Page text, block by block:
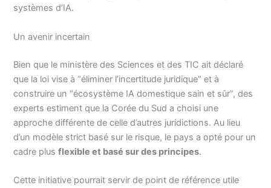
systèmes d’IA.
Un avenir incertain
Bien que le ministère des Sciences et des TIC ait déclaré
que la loi vise à “éliminer l’incertitude juridique” et à
construire un “écosystème IA domestique sain et sûr”, des
experts estiment que la Corée du Sud a choisi une
approche différente de celle d’autres juridictions. Au lieu
d’un modèle strict basé sur le risque, le pays a opté pour un
cadre plusflexible et basé sur des principes.
Cette initiative pourrait servir de point de référence utile